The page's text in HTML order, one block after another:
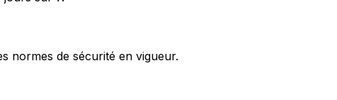
normes de sécurité en vigueur.